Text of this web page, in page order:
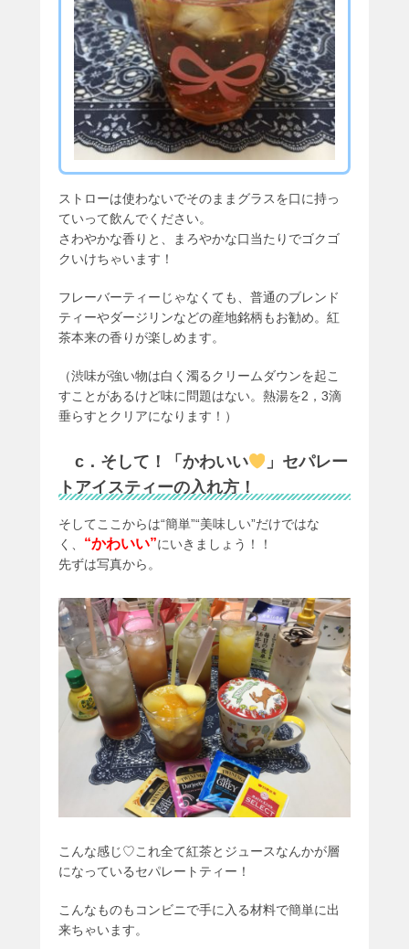
ストローは使わないでそのままグラスを口に持っ
ていって飲んでください。
さわやかな香りと、まろやかな口当たりでゴクゴ
クいけちゃいます！
フレーバーティーじゃなくても、普通のブレンド
ティーやダージリンなどの産地銘柄もお勧め。紅
茶本来の香りが楽しめます。
（渋味が強い物は白く濁るクリームダウンを起こ
すことがあるけど味に問題はない。熱湯を2，3滴
垂らすとクリアになります！）
c．そして！「かわいい
」セパレー
トアイスティーの入れ方！
そしてここからは“簡単”“美味しい”だけではな
く、 “かわいい”にいきましょう！！
先ずは写真から。
こんな感じ♡これ全て紅茶とジュースなんかが層
になっているセパレートティー！
こんなものもコンビニで手に入る材料で簡単に出
来ちゃいます。